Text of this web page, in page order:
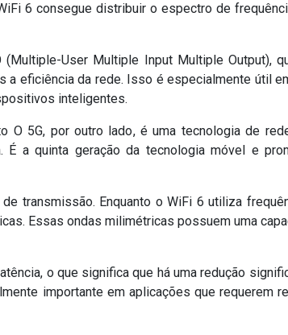
6 consegue distribuir o espectro de
User Multiple Input Multiple Output),
a eficiência da rede. Isso é especialmente útil
inteligentes.
O 5G, por outro lado, é uma tecnologia de
É a quinta geração da tecnologia móvel e
transmissão. Enquanto o WiFi 6 utiliza
Essas ondas milimétricas possuem uma
o que significa que há uma redução
importante em aplicações que requerem